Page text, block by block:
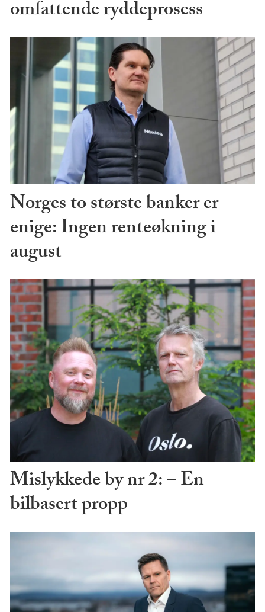
omfattende ryddeprosess
Norges to største banker er
enige: Ingen renteøkning i
august
Mislykkede by nr 2: – En
bilbasert propp